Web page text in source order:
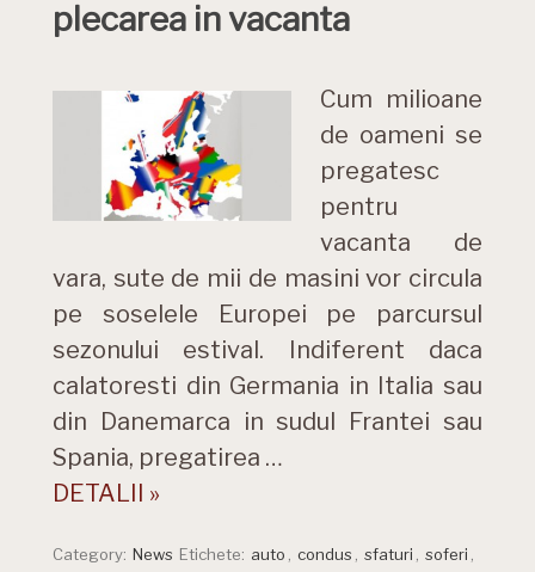
plecarea in vacanta
Cum milioane
de oameni se
pregatesc
pentru
vacanta de
vara, sute de mii de masini vor circula
pe soselele Europei pe parcursul
sezonului estival. Indiferent daca
calatoresti din Germania in Italia sau
din Danemarca in sudul Frantei sau
Spania, pregatirea …
DETALII »
Category: News Etichete: auto condus sfaturi soferi